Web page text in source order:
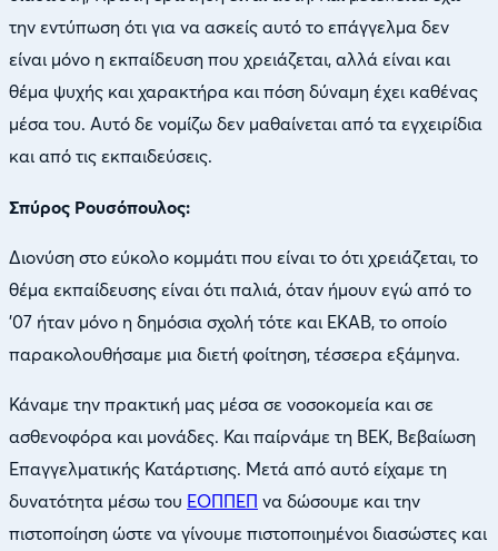
την εντύπωση ότι για να ασκείς αυτό το επάγγελμα δεν
είναι μόνο η εκπαίδευση που χρειάζεται, αλλά είναι και
θέμα ψυχής και χαρακτήρα και πόση δύναμη έχει καθένας
μέσα του. Αυτό δε νομίζω δεν μαθαίνεται από τα εγχειρίδια
και από τις εκπαιδεύσεις.
Σπύρος Ρουσόπουλος:
Διονύση στο εύκολο κομμάτι που είναι το ότι χρειάζεται, το
θέμα εκπαίδευσης είναι ότι παλιά, όταν ήμουν εγώ από το
’07 ήταν μόνο η δημόσια σχολή τότε και ΕΚΑΒ, το οποίο
παρακολουθήσαμε μια διετή φοίτηση, τέσσερα εξάμηνα.
Κάναμε την πρακτική μας μέσα σε νοσοκομεία και σε
ασθενοφόρα και μονάδες. Και παίρνάμε τη ΒΕΚ, Βεβαίωση
Επαγγελματικής Κατάρτισης. Μετά από αυτό είχαμε τη
δυνατότητα μέσω του ΕΟΠΠΕΠ να δώσουμε και την
πιστοποίηση ώστε να γίνουμε πιστοποιημένοι διασώστες και